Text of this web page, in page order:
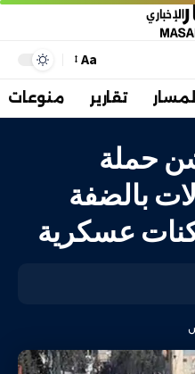
Aa
المسار تقارير منوعات
حملة
بالضفة
عسكرية